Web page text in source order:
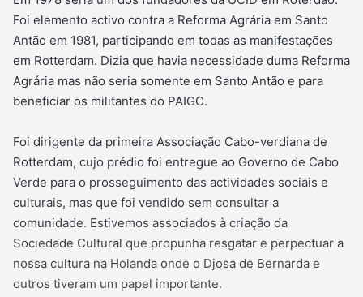
Foi elemento activo contra a Reforma Agrária em Santo
Antão em 1981, participando em todas as manifestações
em Rotterdam. Dizia que havia necessidade duma Reforma
Agrária mas não seria somente em Santo Antão e para
beneficiar os militantes do PAIGC.
Foi dirigente da primeira Associação Cabo-verdiana de
Rotterdam, cujo prédio foi entregue ao Governo de Cabo
Verde para o prosseguimento das actividades sociais e
culturais, mas que foi vendido sem consultar a
comunidade. Estivemos associados à criação da
Sociedade Cultural que propunha resgatar e perpectuar a
nossa cultura na Holanda onde o Djosa de Bernarda e
outros tiveram um papel importante.